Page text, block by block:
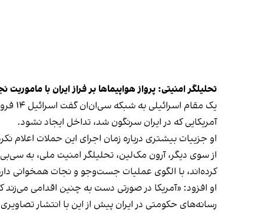
تحلیلگر امنیتی: پرواز هواپیماها بر فراز ایران با
یک
آمریکایی که در ایران سرنگون شد، تداخل ایجاد نشود.
او جزییات بیشتری درباره زمان اجرای این حملات اعلام
از سوی دیگر، آرون مک‌لین، تحلیلگر امنیت ملی، به
کرده‌اند، با الگوی عملیات جست‌وجو و نجات همخوانی
او افزود: «آمریکا در صورتی دست به چنین اقدامی
رسانه‌های حکومتی در ایران پیش از این با انتشار